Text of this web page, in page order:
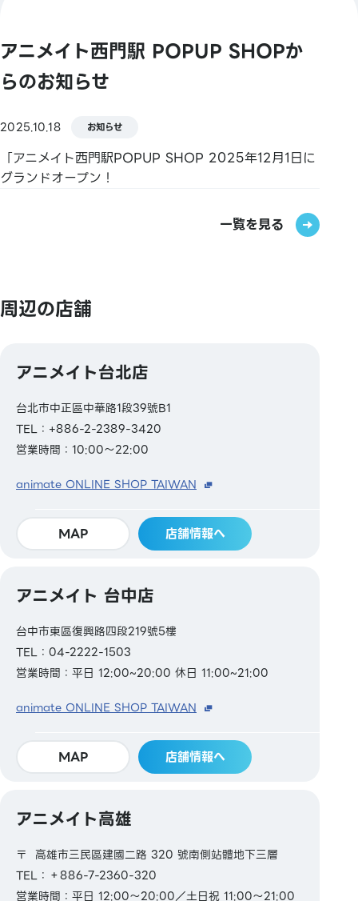
アニメイト西門駅 POPUP SHOPか
らのお知らせ
2025.10.18 お知らせ
「アニメイト西門駅POPUP SHOP 2025年12月1日に
グランドオープン！
一覧を見る
周辺の店舗
アニメイト台北店
台北市中正區中華路1段39號B1
TEL：+886-2-2389-3420
営業時間：10:00～22:00
animate ONLINE SHOP TAIWAN
MAP 店舗情報へ
アニメイト 台中店
台中市東區復興路四段219號5樓
TEL：04-2222-1503
営業時間：平日 12:00~20:00 休日 11:00~21:00
animate ONLINE SHOP TAIWAN
MAP 店舗情報へ
アニメイト高雄
〒 高雄市三民區建國二路 320 號南側站體地下三層
TEL：＋886-7-2360-320
営業時間：平日 12:00～20:00／土日祝 11:00～21:00